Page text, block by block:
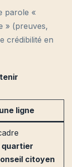
parole «
» (preuves,
crédibilité en
ligne
quartier
citoyen